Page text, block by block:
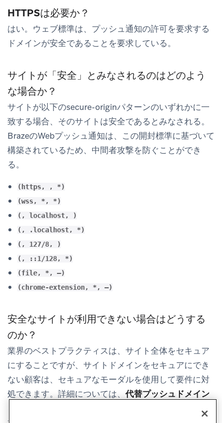
HTTPSは必要か？
はい。ウェブ標準は、プッシュ通知の許可を要求する
ドメインが安全であることを要求している。
サイトが「安全」とみなされるのはどのよう
な場合か？
サイトが以下のsecure-originパターンのいずれかに一
致する場合、そのサイトは安全であるとみなされる。
BrazeのWebプッシュ通知は、この開封標準に基づいて
構築されているため、中間者攻撃を防ぐことができ
る。
(https, , *)
(wss, *, *)
(, localhost, )
(, .localhost, *)
(, 127/8, )
(, ::1/128, *)
(file, *, —)
(chrome-extension, *, —)
安全なサイトが利用できない場合はどうする
のか？
業界のベストプラクティスは、サイト全体をセキュア
にすることですが、サイトドメインをセキュアにでき
ない顧客は、セキュアなモーダルを使用して要件に対
処できます。詳細については、 代替プッシュドメイン
を確認し